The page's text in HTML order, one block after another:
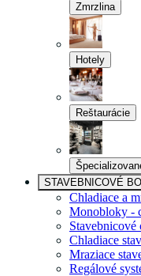
Zmrzlina
Hotely
Reštaurácie
STAVEBNICOVÉ
Chladiace a
Monobloky -
Stavebnicové
Chladiace
Mraziace
Regálové